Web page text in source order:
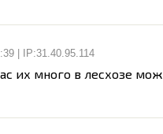
| IP:31.40.95.114
их много в лесхозе